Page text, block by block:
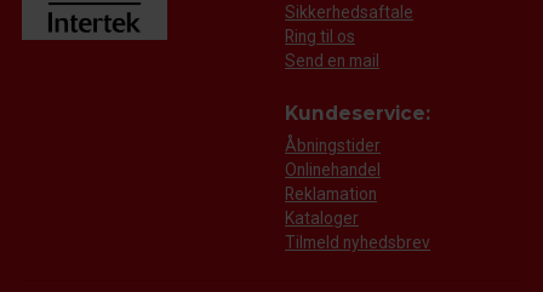
Sikkerhedsaftale
Ring til os
Send en mail
Kundeservice:
Åbningstider
Onlinehandel
Reklamation
Kataloger
Tilmeld nyhedsbrev